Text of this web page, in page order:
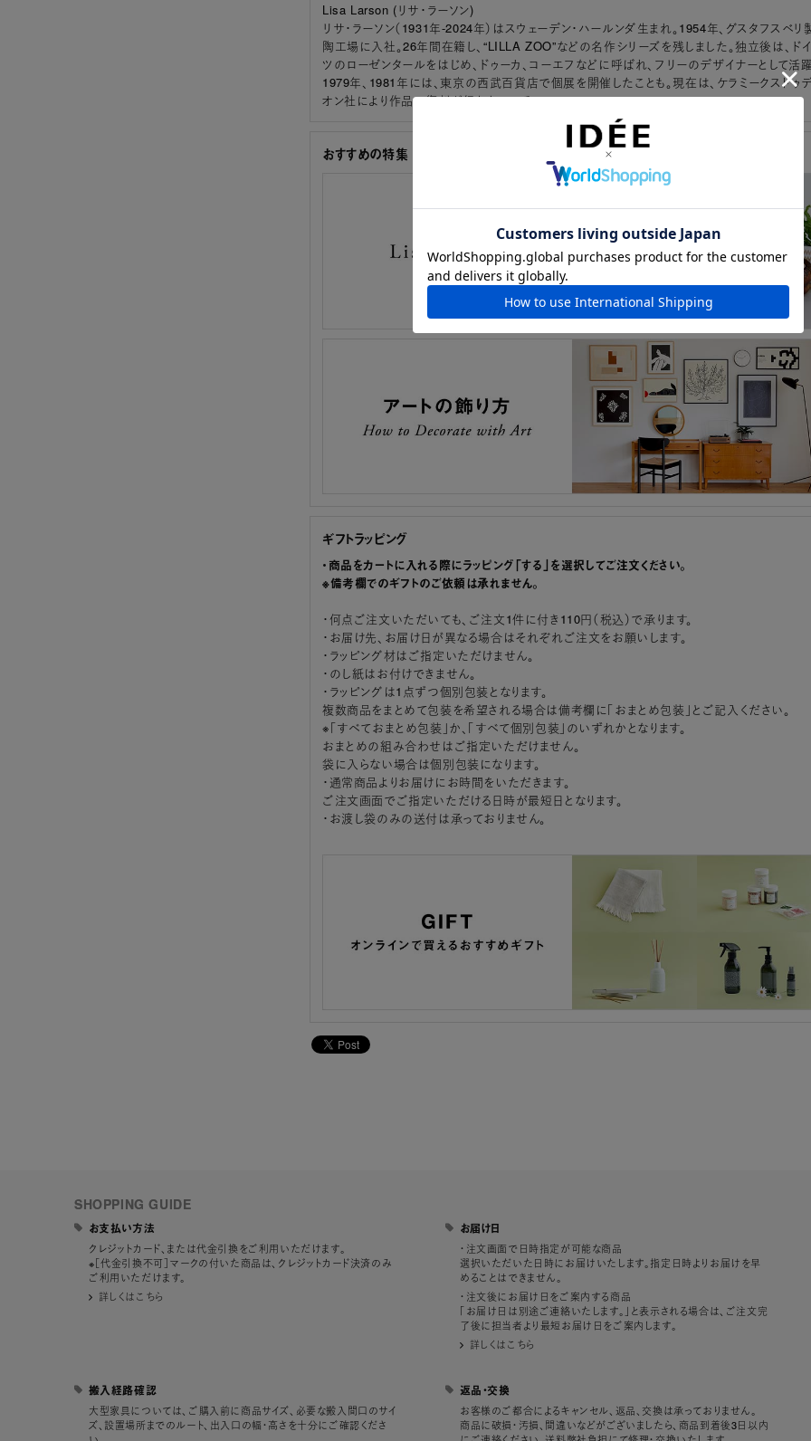
Lisa Larson (リサ・ラーソン)
リサ・ラーソン（1931年-2024年）はスウェーデン・ハールンダ生まれ。1954年、グスタフスベリ
陶工場に入社。26年間在籍し、“LILLA ZOO”などの名作シリーズを残しました。独立後は、ド
ツのローゼンタールをはじめ、ドゥーカ、コーエフなどに呼ばれ、フリーのデザイナーとして活
1979年、1981年には、東京の西武百貨店で個展を開催したことも。現在は、ケラミークストゥ
オン社により作品の復刻が行われている。
おすすめの特集
ギフトラッピング
・商品をカートに入れる際にラッピング「する」を選択してご注文ください。
※備考欄でのギフトのご依頼は承れません。
・何点ご注文いただいても、ご注文1件に付き110円（税込）で承ります。
・お届け先、お届け日が異なる場合はそれぞれご注文をお願いします。
・ラッピング材はご指定いただけません。
・のし紙はお付けできません。
・ラッピングは1点ずつ個別包装となります。
複数商品をまとめて包装を希望される場合は備考欄に「おまとめ包装」とご記入ください。
※「すべておまとめ包装」か、「すべて個別包装」のいずれかとなります。
おまとめの組み合わせはご指定いただけません。
袋に入らない場合は個別包装になります。
・通常商品よりお届けにお時間をいただきます。
ご注文画面でご指定いただける日時が最短日となります。
・お渡し袋のみの送付は承っておりません。
SHOPPING GUIDE
お支払い方法
クレジットカード、または代金引換をご利用いただけます。
※［代金引換不可］マークの付いた商品は、クレジットカード決済のみ
ご利用いただけます。
詳しくはこちら
お届け日
・注文画面で日時指定が可能な商品
選択いただいた日時にお届けいたします。指定日時よりお届けを早
めることはできません。
・注文後にお届け日をご案内する商品
「お届け日は別途ご連絡いたします。」と表示される場合は、ご注文完
了後に担当者より最短お届け日をご案内します。
詳しくはこちら
搬入経路確認
大型家具については、ご購入前に商品サイズ、必要な搬入間口のサイ
ズ、設置場所までのルート、出入口の幅・高さを十分にご確認くださ
返品・交換
お客様のご都合によるキャンセル、返品、交換は承っておりません。
商品に破損・汚損、間違いなどがございましたら、商品到着後3日以内